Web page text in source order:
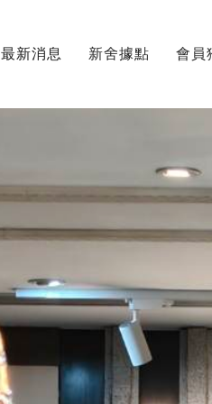
最新消息 新舍據點 會員